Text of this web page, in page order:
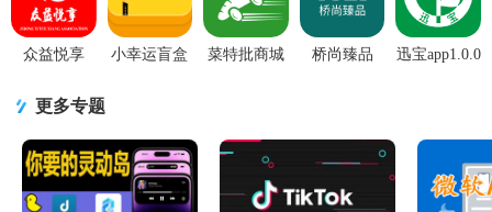
众益悦享
新版
小幸运盲盒
菜特批商城
桥尚臻品
迅宝app1.0.0
更多专题